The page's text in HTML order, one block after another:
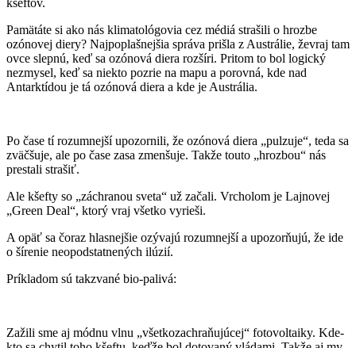
Pamätáte si ako nás klimatológovia cez médiá strašili o hrozbe
ozónovej diery? Najpoplašnejšia správa prišla z Austrálie, ževraj tam
ovce slepnú, keď sa ozónová diera rozšíri. Pritom to bol logický
nezmysel, keď sa niekto pozrie na mapu a porovná, kde nad
Antarktídou je tá ozónová diera a kde je Austrália.
Po čase tí rozumnejší upozornili, že ozónová diera „pulzuje“, teda sa
zväčšuje, ale po čase zasa zmenšuje. Takže touto „hrozbou“ nás
prestali strašiť.
Ale kšefty so „záchranou sveta“ už začali. Vrcholom je Lajnovej
„Green Deal“, ktorý vraj všetko vyrieši.
A opäť sa čoraz hlasnejšie ozývajú rozumnejší a upozorňujú, že ide
o šírenie neopodstatnených ilúzií.
Príkladom sú takzvané bio-palivá:
Zažili sme aj módnu vlnu „všetkozachraňujúcej“ fotovoltaiky. Kde-